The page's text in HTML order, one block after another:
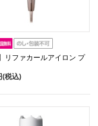
リファカールアイロン プ
(税込)